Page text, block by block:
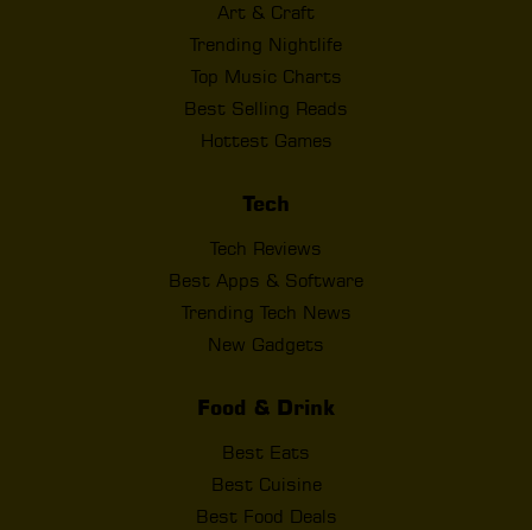
Art & Craft
Trending Nightlife
Top Music Charts
Best Selling Reads
Hottest Games
Tech
Tech Reviews
Best Apps & Software
Trending Tech News
New Gadgets
Food & Drink
Best Eats
Best Cuisine
Best Food Deals